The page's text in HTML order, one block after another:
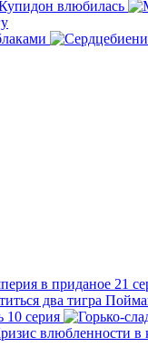
влюбилась
в приданое 21
10 серия